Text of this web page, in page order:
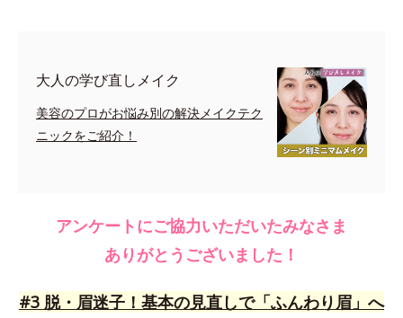
大人の学び直しメイク
美容のプロがお悩み別の解決メイクテク
ニックをご紹介！
アンケートにご協力いただいたみなさま
ありがとうございました！
#3 脱・眉迷子！基本の見直しで「ふんわり眉」へ